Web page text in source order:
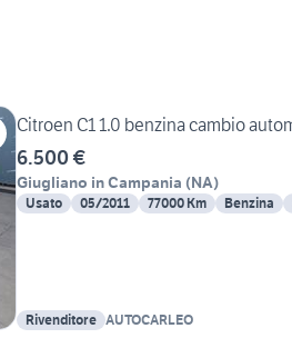
Citroen C1 1.0 benzina cambio
6.500 €
Giugliano in Campania (NA)
Usato 05/2011 77000 Km Benzina
Rivenditore AUTOCARLEO